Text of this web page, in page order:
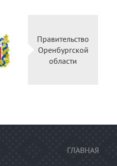
Правительство
Оренбургской
области
ГЛАВНАЯ